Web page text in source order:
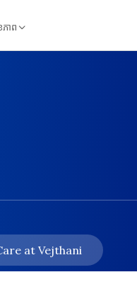
ាព
at Vejthani